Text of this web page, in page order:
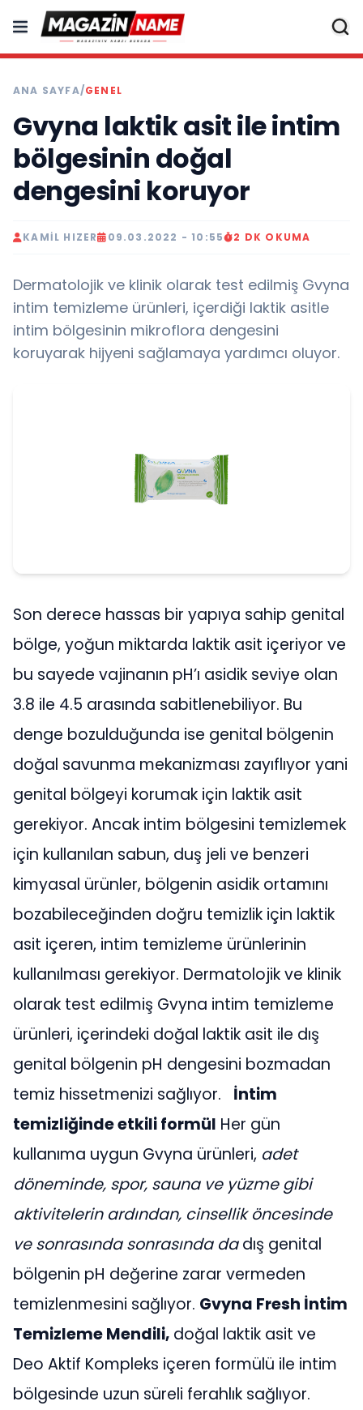
ANA SAYFA/GENEL
Gvyna laktik asit ile intim
bölgesinin doğal
dengesini koruyor
KAMIL HIZER 09.03.2022 - 10:55 2 DK OKUMA
Dermatolojik ve klinik olarak test edilmiş Gvyna
intim temizleme ürünleri, içerdiği laktik asitle
intim bölgesinin mikroflora dengesini
koruyarak hijyeni sağlamaya yardımcı oluyor.
Son derece hassas bir yapıya sahip genital
bölge, yoğun miktarda laktik asit içeriyor ve
bu sayede vajinanın pH’ı asidik seviye olan
3.8 ile 4.5 arasında sabitlenebiliyor. Bu
denge bozulduğunda ise genital bölgenin
doğal savunma mekanizması zayıflıyor yani
genital bölgeyi korumak için laktik asit
gerekiyor. Ancak intim bölgesini temizlemek
için kullanılan sabun, duş jeli ve benzeri
kimyasal ürünler, bölgenin asidik ortamını
bozabileceğinden doğru temizlik için laktik
asit içeren, intim temizleme ürünlerinin
kullanılması gerekiyor. Dermatolojik ve klinik
olarak test edilmiş Gvyna intim temizleme
ürünleri, içerindeki doğal laktik asit ile dış
genital bölgenin pH dengesini bozmadan
temiz hissetmenizi sağlıyor. İntim
temizliğinde etkili formül Her gün
kullanıma uygun Gvyna ürünleri, adet
döneminde, spor, sauna ve yüzme gibi
aktivitelerin ardından, cinsellik öncesinde
ve sonrasında sonrasında dadış genital
bölgenin pH değerine zarar vermeden
temizlenmesini sağlıyor. Gvyna Fresh İntim
Temizleme Mendili, doğal laktik asit ve
Deo Aktif Kompleks içeren formülü ile intim
bölgesinde uzun süreli ferahlık sağlıyor.